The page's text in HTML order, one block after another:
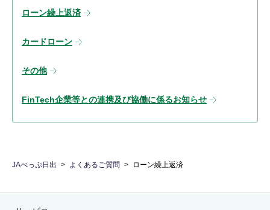
ローン繰上返済
カードローン
その他
FinTech企業等との連携及び協働に係るお知らせ
JAべっぷ日出 よくあるご質問 ローン繰上返済